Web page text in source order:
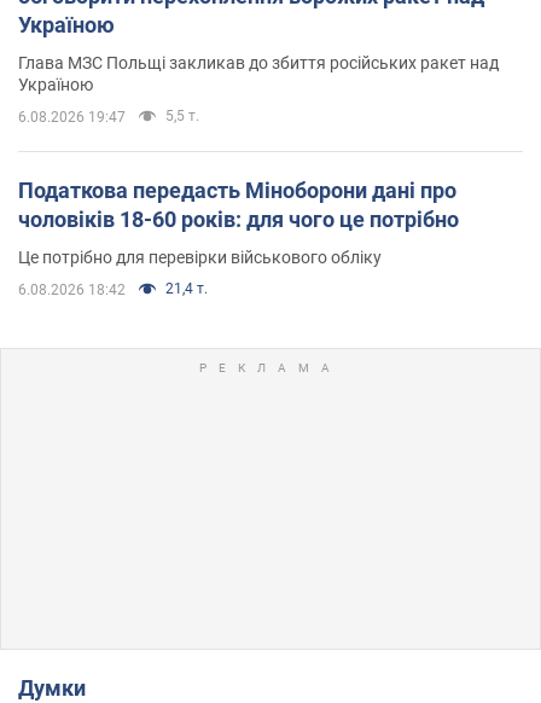
Україною
Глава МЗС Польщі закликав до збиття російських ракет над
Україною
6.08.2026 19:47 5,5 т.
Податкова передасть Міноборони дані про
чоловіків 18-60 років: для чого це потрібно
Це потрібно для перевірки військового обліку
6.08.2026 18:42 21,4 т.
Думки